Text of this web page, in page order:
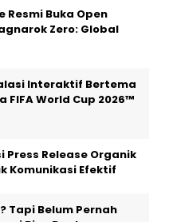
Resmi Buka Open
Zero: Global
Interaktif Bertema
FIFA World Cup 2026™
Release Organik
Komunikasi Efektif
Tapi Belum Pernah